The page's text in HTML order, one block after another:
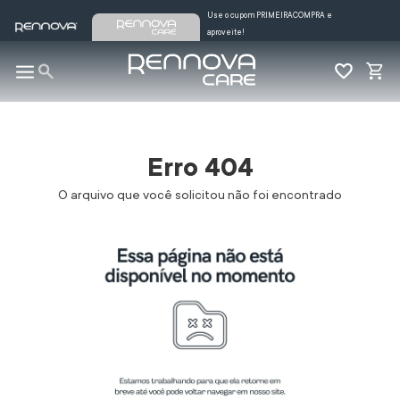
Use o cupom PRIMEIRACOMPRA e
aproveite!
Erro 404
O arquivo que você solicitou não foi encontrado